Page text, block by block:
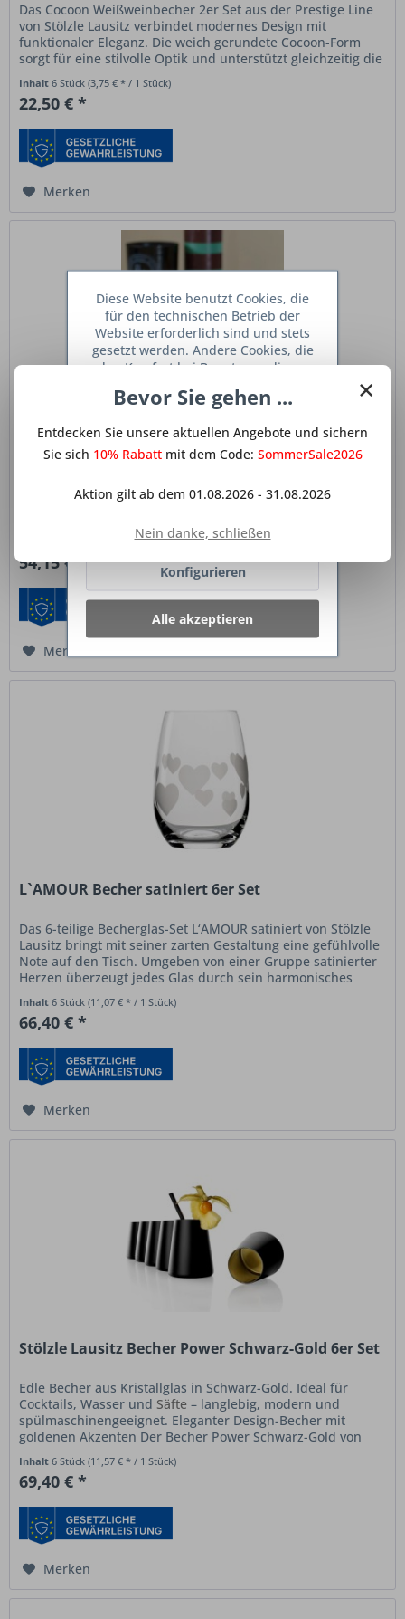
Das Cocoon Weißweinbecher 2er Set aus der Prestige Line
von Stölzle Lausitz verbindet modernes Design mit
funktionaler Eleganz. Die weich gerundete Cocoon-Form
sorgt für eine stilvolle Optik und unterstützt gleichzeitig die
Inhalt6 Stück(3,75 € * / 1 Stück)
22,50 € *
Merken
Rotweinbecher Cocoon 6er Set 555 ml – Prestige...
von Stölzle Lausitz vereint modernes Design mit vielseitiger
Funktionalität. Die charakteristische Cocoon-Form mit weich
(9,03 € * / 1 Stück)
54,15 € *
Merken
L`AMOUR Becher satiniert 6er Set
Das 6-teilige Becherglas-Set L‘AMOUR satiniert von Stölzle
Lausitz bringt mit seiner zarten Gestaltung eine gefühlvolle
Note auf den Tisch. Umgeben von einer Gruppe satinierter
Herzen überzeugt jedes Glas durch sein harmonisches
Inhalt6 Stück(11,07 € * / 1 Stück)
66,40 € *
Merken
Stölzle Lausitz Becher Power Schwarz-Gold 6er Set
Edle Becher aus Kristallglas in Schwarz-Gold. Ideal für
Cocktails, Wasser und Säfte – langlebig, modern und
spülmaschinengeeignet. Eleganter Design-Becher mit
goldenen Akzenten Der Becher Power Schwarz-Gold von
Inhalt6 Stück(11,57 € * / 1 Stück)
69,40 € *
Merken
×
Bevor Sie gehen ...
Entdecken Sie unsere aktuellen Angebote und sichern
Sie sich 10% Rabattmit dem Code: SommerSale2026
Aktion gilt ab dem 01.08.2026 - 31.08.2026
Nein danke, schließen
Diese Website benutzt Cookies, die
für den technischen Betrieb der
Website erforderlich sind und stets
gesetzt werden. Andere Cookies, die
den Komfort bei Benutzung dieser
dienen oder die Interaktion mit
Netzwerken vereinfachen sollen,
werden nur mit Ihrer Zustimmung
Ablehnen
Konfigurieren
Alle akzeptieren